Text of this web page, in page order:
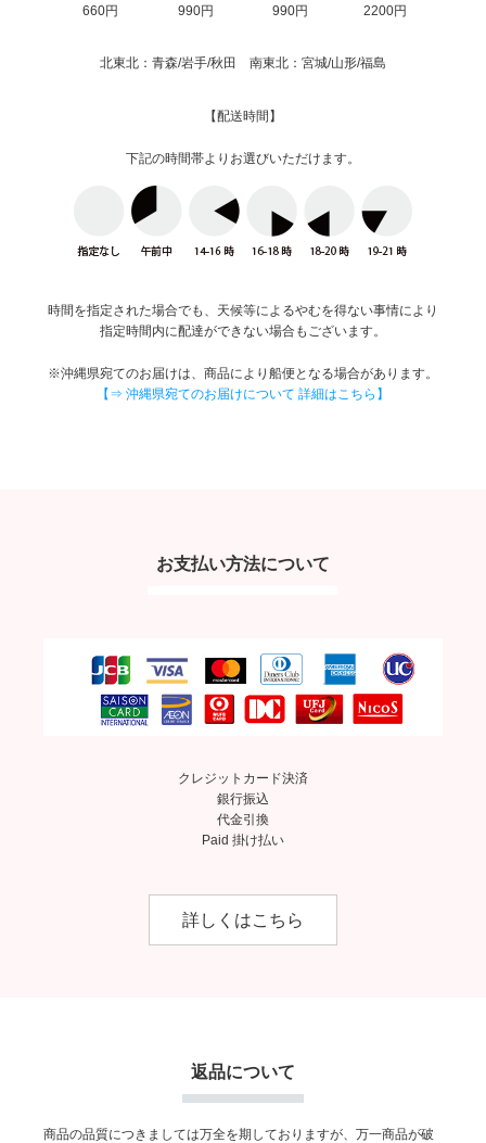
660円 990円 990円 2200円
北東北：青森/岩手/秋田 南東北：宮城/山形/福島
【配送時間】
下記の時間帯よりお選びいただけます。
時間を指定された場合でも、天候等によるやむを得ない事情により
指定時間内に配達ができない場合もございます。
※沖縄県宛てのお届けは、商品により船便となる場合があります。
【⇒ 沖縄県宛てのお届けについて 詳細はこちら】
お支払い方法について
クレジットカード決済
銀行振込
代金引換
Paid 掛け払い
詳しくはこちら
返品について
商品の品質につきましては万全を期しておりますが、万一商品が破